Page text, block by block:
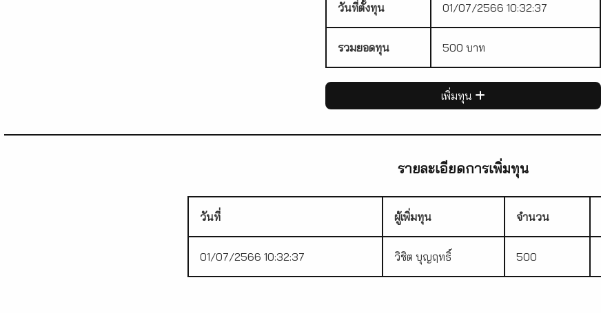
วันที่ตั้งทุน 01/07/2566 10:32:37
รวมยอดทุน 500 บาท
เพิ่มทุน
รายละเอียดการเพิ่มทุน
วันที่ ผู้เพิ่มทุน จำนวน
01/07/2566 10:32:37 วิชิต บุญฤทธิ์ 500